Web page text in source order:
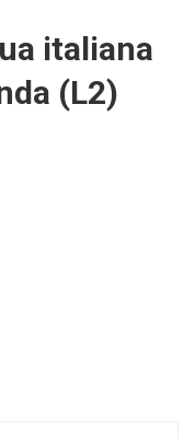
italiana
(L2)